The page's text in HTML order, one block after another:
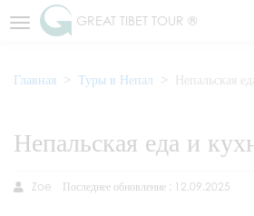
GREAT TIBET TOUR ®
Главная Туры в Непал Непальская
Непальская еда и
Zoe Последнее обновление : 12.09.2025